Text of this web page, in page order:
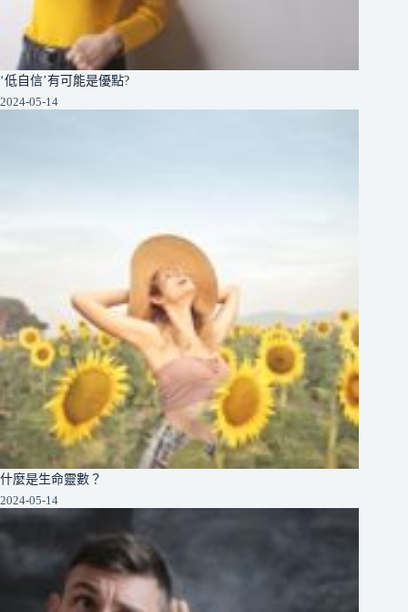
‘低自信’有可能是優點?
2024-05-14
什麼是生命靈數？
2024-05-14